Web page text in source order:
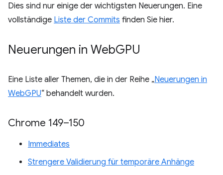
Dies sind nur einige der wichtigsten Neuerungen. Eine
vollständige Liste der Commits finden Sie hier.
Neuerungen in WebGPU
Eine Liste aller Themen, die in der Reihe „Neuerungen in
WebGPU“ behandelt wurden.
Chrome 149–150
Immediates
Strengere Validierung für temporäre Anhänge